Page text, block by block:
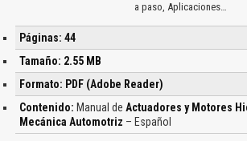
a paso, Aplicaciones…
Páginas: 44
Tamaño: 2.55 MB
Formato: PDF (Adobe Reader)
Contenido: Manual de Actuadores y Motores
Mecánica Automotriz – Español